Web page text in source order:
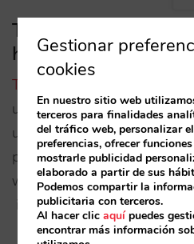
The Hotels Network:
herramientas
The Hotels Network
ubicada en Barcelona y en
una suite de herramientas
proceso de reserva del
web del hotel, con el
incrementar la conversión
Gestionar
cookies
En nuestro sitio web
terceros para finalidades
del tráfico web, personalizar
preferencias, ofrecer
mostrarle publicidad
elaborado a partir de sus
Podemos compartir la
publicitaria con terceros.
Al hacer clicaquípuedes
encontrar más información